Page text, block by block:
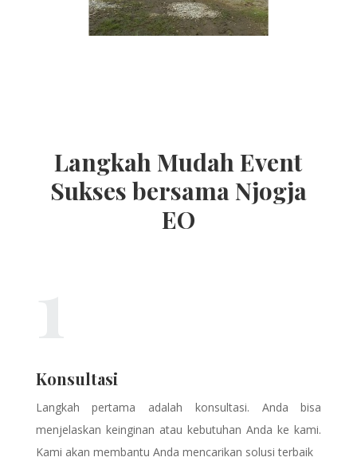
Langkah Mudah Event
Sukses bersama Njogja
EO
Konsultasi
Langkah pertama adalah konsultasi. Anda bisa
menjelaskan keinginan atau kebutuhan Anda ke kami.
Kami akan membantu Anda mencarikan solusi terbaik